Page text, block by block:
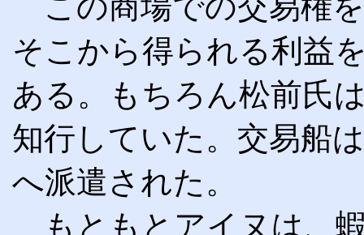
そこから得られる利益
ある。もちろん松前氏
知行していた。交易船
へ派遣された。
もともとアイヌは、